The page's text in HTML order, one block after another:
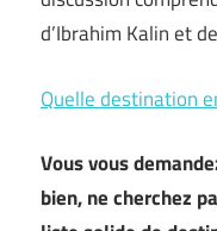
d’Ibrahim Kalin et
Quelle destination
Vous vous
bien, ne cherchez